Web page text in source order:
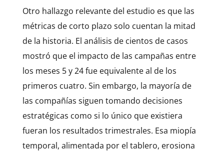
Otro hallazgo relevante del estudio es que las
métricas de corto plazo solo cuentan la mitad
de la historia. El análisis de cientos de casos
mostró que el impacto de las campañas entre
los meses 5 y 24 fue equivalente al de los
primeros cuatro. Sin embargo, la mayoría de
las compañías siguen tomando decisiones
estratégicas como si lo único que existiera
fueran los resultados trimestrales. Esa miopía
temporal, alimentada por el tablero, erosiona